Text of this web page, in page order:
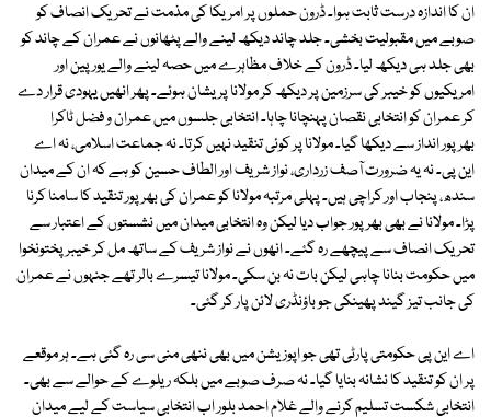
ان کا اندازہ درست ثابت ہوا۔ ڈرون حملوں پر امریکا کی مذمت نے تحریک انصاف کو
صوبے میں مقبولیت بخشی۔ جلد چاند دیکھ لینے والے پٹھانوں نے عمران کے چاند کو
بھی جلد ہی دیکھ لیا۔ ڈرون کے خلاف مظاہرے میں حصہ لینے والے یورپین اور
امریکیوں کو خیبر کی سرزمین پر دیکھ کر مولانا پریشان ہوئے۔ پھر انھیں یہودی قرار دے
کر عمران کو انتخابی نقصان پہنچانا چاہا۔ انتخابی جلسوں میں عمران و فضل ٹاکرا
بھرپور انداز سے دیکھا گیا۔ مولانا پر کوئی تنقید نہیں کرتا۔ نہ جماعت اسلامی، نہ اے
این پی۔ نہ یہ ضرورت آصف زرداری، نواز شریف اور الطاف حسین کو ہے کہ ان کے میدان
سندھ، پنجاب اور کراچی ہیں۔ پہلی مرتبہ مولانا کو عمران کی بھرپور تنقید کا سامنا کرنا
پڑا۔ مولانا نے بھی بھرپور جواب دیا لیکن وہ انتخابی میدان میں نشستوں کے اعتبار سے
تحریک انصاف سے پیچھے رہ گئے۔ انھوں نے نواز شریف کے ساتھ مل کر خیبر پختونخوا
میں حکومت بنانا چاہی لیکن بات نہ بن سکی۔ مولانا تیسرے بالر تھے جنہوں نے عمران
کی جانب تیز گیند پھینکی جو باؤنڈری لائن پار کر گئی۔
اے این پی حکومتی پارٹی تھی جو اپوزیشن میں بھی ننھی منی سی رہ گئی ہے۔ ہر موقعے
پر ان کو تنقید کا نشانہ بنایا گیا۔ نہ صرف صوبے میں بلکہ ریلوے کے حوالے سے بھی۔
انتخابی شکست تسلیم کرنے والے غلام احمد بلور اب انتخابی سیاست کے لیے میدان